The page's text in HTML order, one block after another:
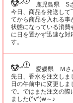
鹿児島県 S
今日、商品を発送して
てから商品を入れる事
状態になっている消費
に日を置かず迅速な
す。
愛媛県 Ｍさ
先日、香水を注文し
日の午前中に変更し
で。ではまた注文の際
ました(^v^)w～♪